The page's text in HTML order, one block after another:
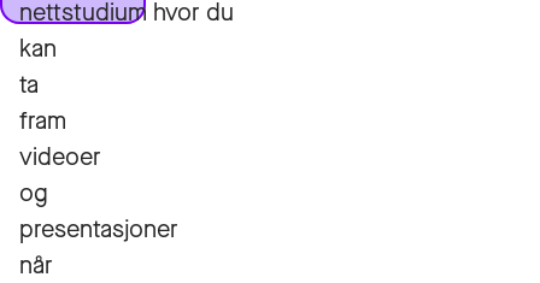
nettstudium hvor du
kan
ta
fram
videoer
og
presentasjoner
når